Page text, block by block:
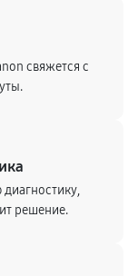
свяжется с
решение.